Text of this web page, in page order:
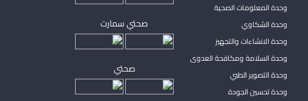
وحدة المعلومات الصحية
وحدة الشكاوي
وحدة الانشاءات والتجهيز
وحدة السلامة ومكافحة العدوى
وحدة التصوير الطبي
وحدة تحسين الجودة
صحتي سمارت
صحتي